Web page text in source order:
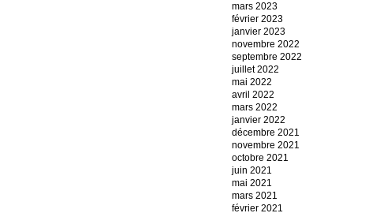
mars 2023
février 2023
janvier 2023
novembre 2022
septembre 2022
juillet 2022
mai 2022
avril 2022
mars 2022
janvier 2022
décembre 2021
novembre 2021
octobre 2021
juin 2021
mai 2021
mars 2021
février 2021